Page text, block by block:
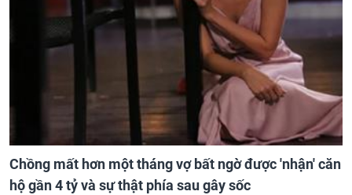
Chồng mất hơn một tháng vợ bất ngờ được 'nhận' căn
hộ gần 4 tỷ và sự thật phía sau gây sốc